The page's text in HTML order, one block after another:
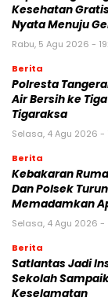
Kesehatan
Nyata Menuju
Rabu, 5 Agu 2026 -
Berita
Polresta
Air Bersih ke
Tigaraksa
Selasa, 4 Agu 2026 -
Berita
Kebakaran
Dan Polsek
Memadamkan
Selasa, 4 Agu 2026 -
Berita
Satlantas Jadi
Sekolah
Keselamatan